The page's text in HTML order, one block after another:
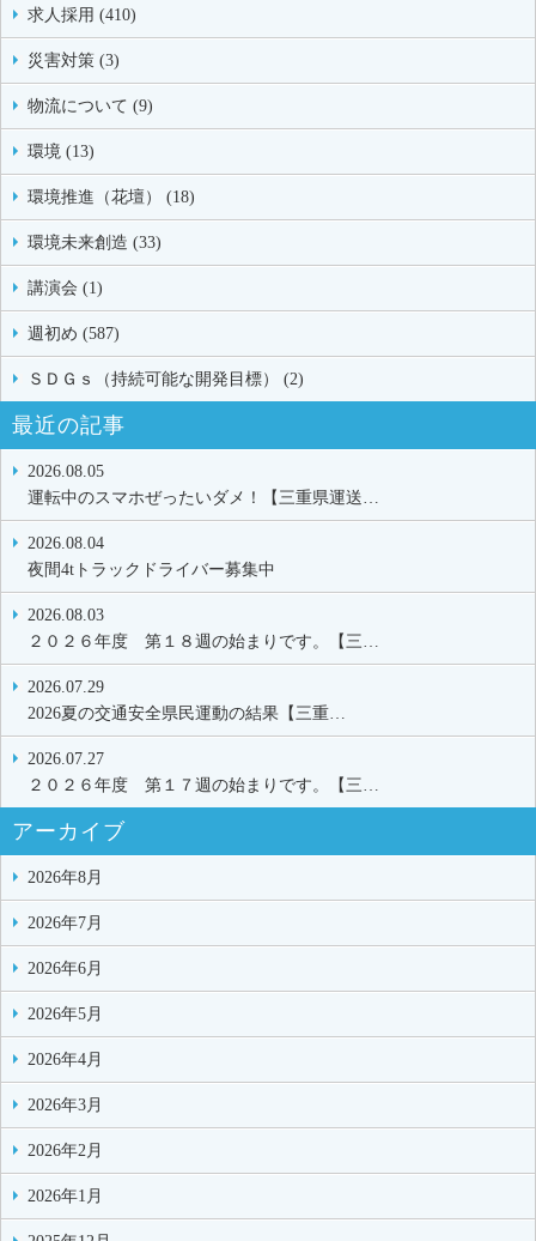
求人採用 (410)
災害対策 (3)
物流について (9)
環境 (13)
環境推進（花壇） (18)
環境未来創造 (33)
講演会 (1)
週初め (587)
ＳＤＧｓ（持続可能な開発目標） (2)
最近の記事
2026.08.05
運転中のスマホぜったいダメ！【三重県運送…
2026.08.04
夜間4tトラックドライバー募集中
2026.08.03
２０２６年度 第１８週の始まりです。【三…
2026.07.29
2026夏の交通安全県民運動の結果【三重…
2026.07.27
２０２６年度 第１７週の始まりです。【三…
アーカイブ
2026年8月
2026年7月
2026年6月
2026年5月
2026年4月
2026年3月
2026年2月
2026年1月